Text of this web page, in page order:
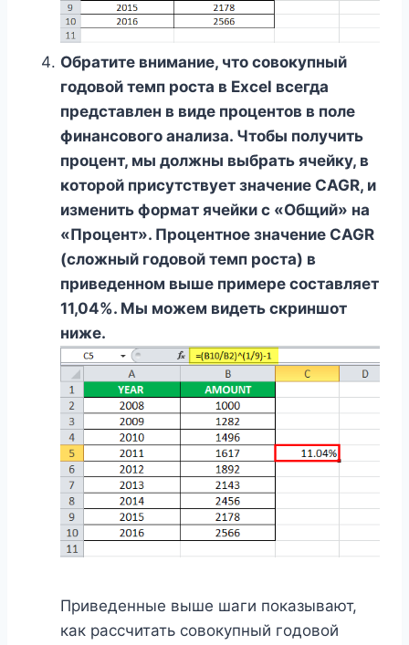
Обратите внимание, что совокупный
годовой темп роста в Excel всегда
представлен в виде процентов в поле
финансового анализа. Чтобы получить
процент, мы должны выбрать ячейку, в
которой присутствует значение CAGR, и
изменить формат ячейки с «Общий» на
«Процент». Процентное значение CAGR
(сложный годовой темп роста) в
приведенном выше примере составляет
11,04%. Мы можем видеть скриншот
ниже.
Приведенные выше шаги показывают,
как рассчитать совокупный годовой